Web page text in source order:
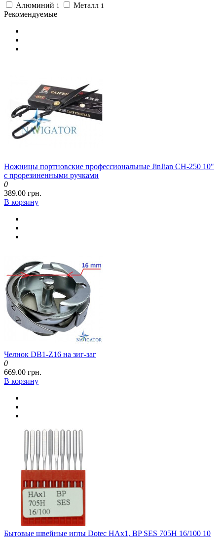
Алюминий 1 Металл 1
Рекомендуемые
Ножницы портновские профессиональные JinJian CH-250 10"
с прорезиненными ручками
0
389.00 грн.
В корзину
Челнок DB1-Z16 на зиг-заг
0
669.00 грн.
В корзину
Бытовые швейные иглы Dotec HAx1, BP SES 705H 16/100 10